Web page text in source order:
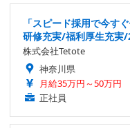
「スピード採用で今す
研修充実/福利厚生充実
株式会社Tetote
神奈川県
月給35万円～50万円
正社員